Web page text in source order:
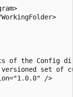
of the Config
set of
/>